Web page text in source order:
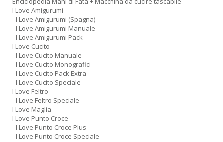
I Love Amigurumi
- I Love Amigurumi (Spagna)
- I Love Amigurumi Manuale
- I Love Amigurumi Pack
I Love Cucito
- I Love Cucito Manuale
- I Love Cucito Monografici
- I Love Cucito Pack Extra
- I Love Cucito Speciale
I Love Feltro
- I Love Feltro Speciale
I Love Maglia
I Love Punto Croce
- I Love Punto Croce Plus
- I Love Punto Croce Speciale